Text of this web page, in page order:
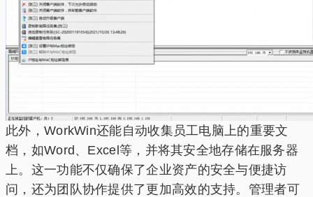
此外，WorkWin还能自动收集员工电脑上的重要文
档，如Word、Excel等，并将其安全地存储在服务器
上。这一功能不仅确保了企业资产的安全与便捷访
问，还为团队协作提供了更加高效的支持。管理者可